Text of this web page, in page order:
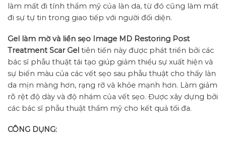
làm mất đi tính thẩm mỹ của làn da, từ đó cũng làm mất
đi sự tự tin trong giao tiếp với người đối diện.
Gel làm mờ và liền sẹo Image MD Restoring Post
Treatment Scar Gel tiên tiến này được phát triển bởi các
bác sĩ phẫu thuật tái tạo giúp giảm thiểu sự xuất hiện và
sự biến màu của các vết sẹo sau phẫu thuật cho thấy làn
da mịn màng hơn, rạng rỡ và khỏe mạnh hơn. Làm giảm
rõ rệt độ dày và độ nhám của vết sẹo. Được xây dựng bởi
các bác sĩ phẫu thuật thẩm mỹ cho kết quả tối đa.
CÔNG DỤNG: